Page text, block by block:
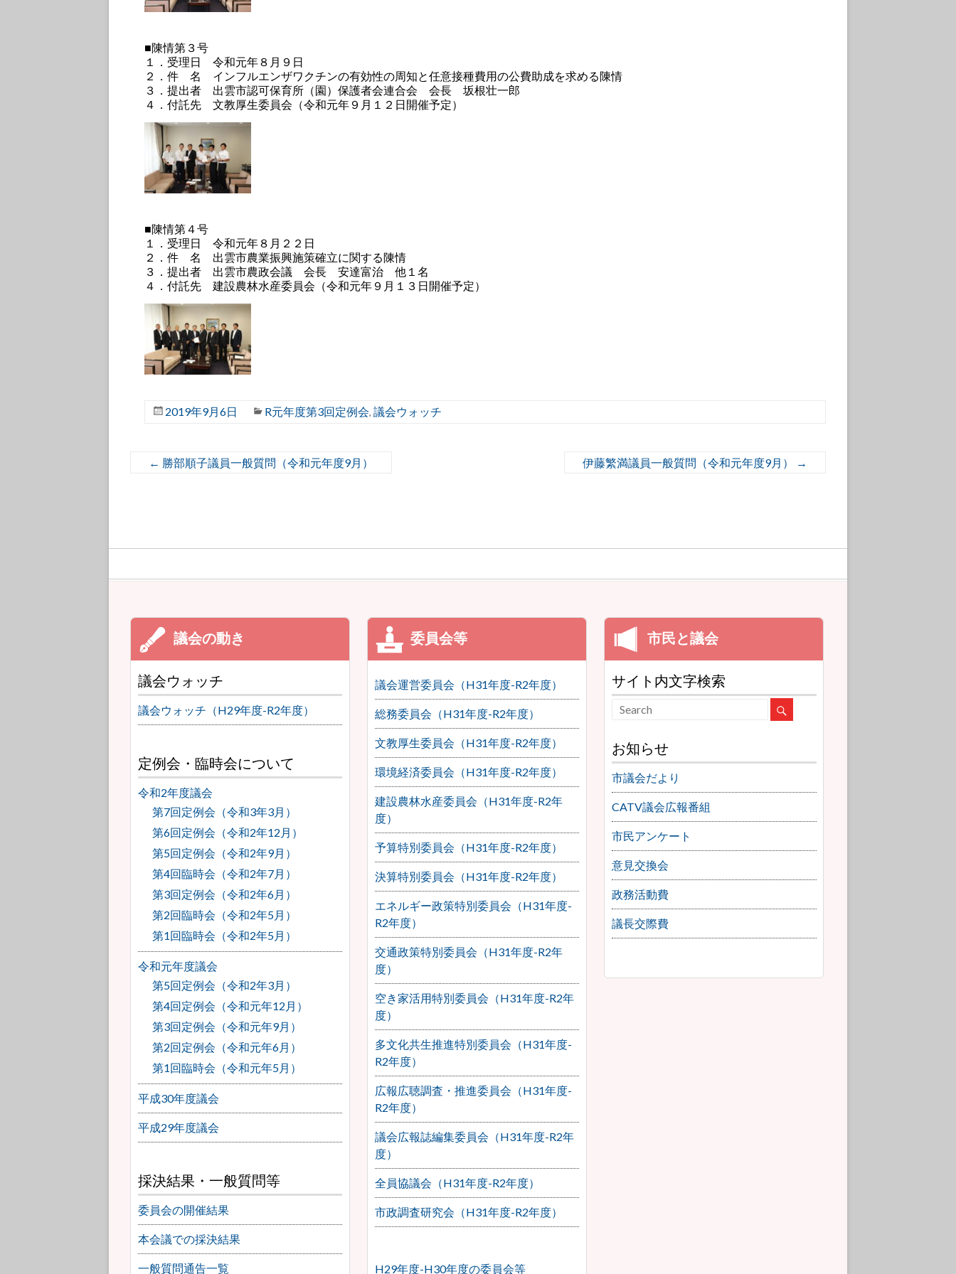
■陳情第３号
１．受理日 令和元年８月９日
２．件 名 インフルエンザワクチンの有効性の周知と任意接種費用の公費助成を求める陳情
３．提出者 出雲市認可保育所（園）保護者会連合会 会長 坂根壮一郎
４．付託先 文教厚生委員会（令和元年９月１２日開催予定）
■陳情第４号
１．受理日 令和元年８月２２日
２．件 名 出雲市農業振興施策確立に関する陳情
３．提出者 出雲市農政会議 会長 安達富治 他１名
４．付託先 建設農林水産委員会（令和元年９月１３日開催予定）
2019年9月6日 R元年度第3回定例会, 議会ウォッチ
← 勝部順子議員一般質問（令和元年度9月） 伊藤繁満議員一般質問（令和元年度9月） →
議会ウォッチ
議会ウォッチ（H29年度-R2年度）
定例会・臨時会について
令和2年度議会
第7回定例会（令和3年3月）
第6回定例会（令和2年12月）
第5回定例会（令和2年9月）
第4回臨時会（令和2年7月）
第3回定例会（令和2年6月）
第2回臨時会（令和2年5月）
第1回臨時会（令和2年5月）
令和元年度議会
第5回定例会（令和2年3月）
第4回定例会（令和元年12月）
第3回定例会（令和元年9月）
第2回定例会（令和元年6月）
第1回臨時会（令和元年5月）
平成30年度議会
平成29年度議会
採決結果・一般質問等
委員会の開催結果
本会議での採決結果
一般質問通告一覧
議会運営委員会（H31年度-R2年度）
総務委員会（H31年度-R2年度）
文教厚生委員会（H31年度-R2年度）
環境経済委員会（H31年度-R2年度）
建設農林水産委員会（H31年度-R2年
度）
予算特別委員会（H31年度-R2年度）
決算特別委員会（H31年度-R2年度）
エネルギー政策特別委員会（H31年度-
R2年度）
交通政策特別委員会（H31年度-R2年
度）
空き家活用特別委員会（H31年度-R2年
度）
多文化共生推進特別委員会（H31年度-
R2年度）
広報広聴調査・推進委員会（H31年度-
R2年度）
議会広報誌編集委員会（H31年度-R2年
度）
全員協議会（H31年度-R2年度）
市政調査研究会（H31年度-R2年度）
H29年度-H30年度の委員会等
サイト内文字検索
お知らせ
市議会だより
CATV議会広報番組
市民アンケート
意見交換会
政務活動費
議長交際費